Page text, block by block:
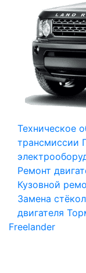
Техническое
трансмиссии
Ремонт
Кузовной
Замена стёкол
двигателя
Freelander